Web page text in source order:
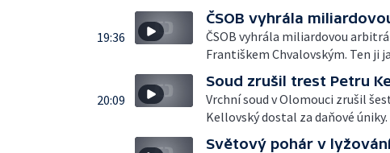
19:36
ČSOB vyhrála
ČSOB vyhrála miliardovou
Františkem Chvalovským. Ten ji
20:09
Soud zrušil trest Petru
Vrchní soud v Olomouci zrušil
Kellovský dostal za daňové úniky.
Světový pohár v